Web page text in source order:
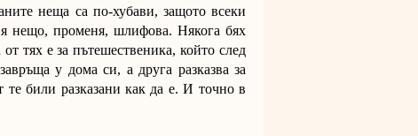
неща са по-хубави, защото всеки
нещо, променя, шлифова. Някога бях
тях е за пътешественика, който след
у дома си, а друга разказва за
те били разказани как да е. И точно в